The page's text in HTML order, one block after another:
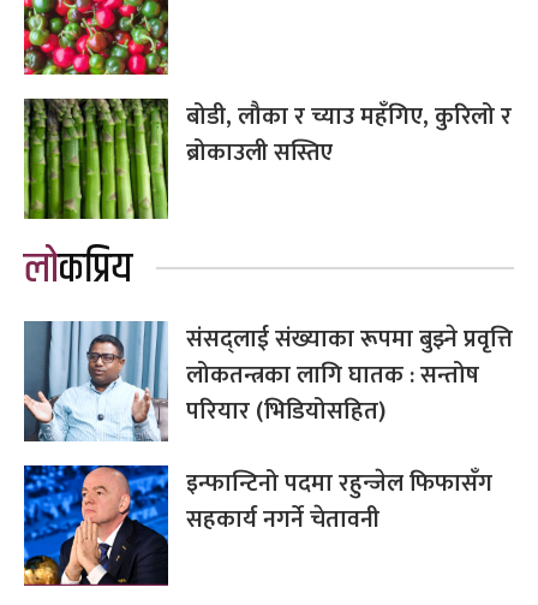
बोडी, लौका र च्याउ महँगिए, कुरिलो र
ब्रोकाउली सस्तिए
लोकप्रिय
संसद्लाई संख्याका रूपमा बुझ्ने प्रवृत्ति
लोकतन्त्रका लागि घातक : सन्तोष
परियार (भिडियोसहित)
इन्फान्टिनो पदमा रहुन्जेल फिफासँग
सहकार्य नगर्ने चेतावनी